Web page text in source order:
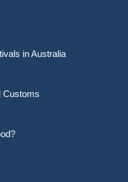
in Australia
Customs